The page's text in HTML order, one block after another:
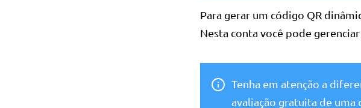
Para gerar um código QR
Nesta conta você pode
Tenha em atenção a
avaliação gratuita de uma